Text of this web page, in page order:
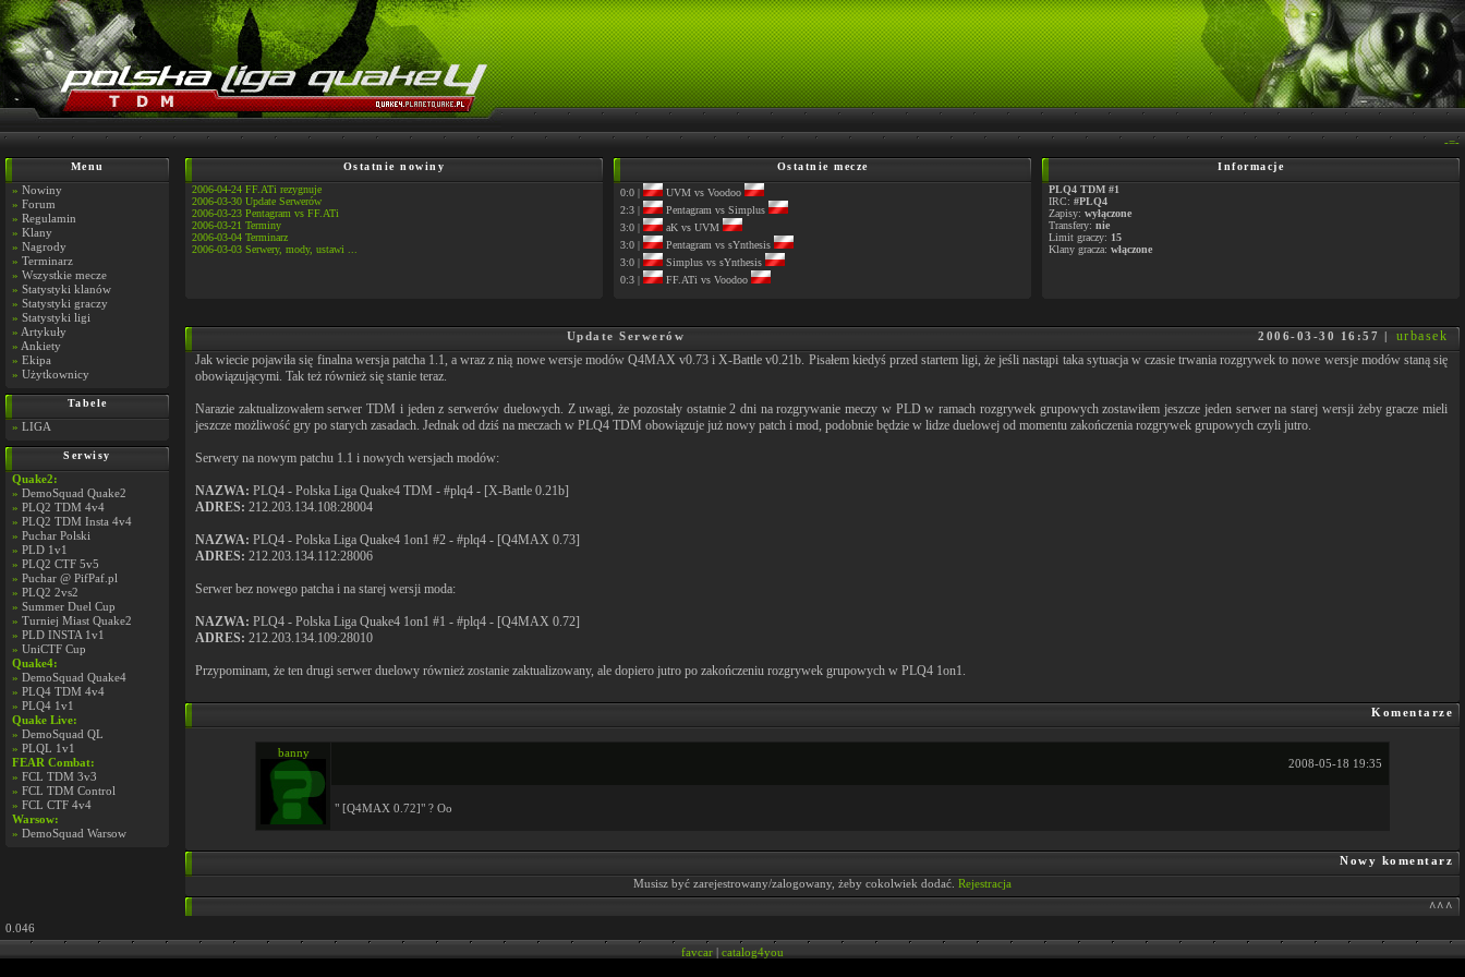
-=-
Menu
» Nowiny
» Forum
» Regulamin
» Klany
» Nagrody
» Terminarz
» Wszystkie mecze
» Statystyki klanów
» Statystyki graczy
» Statystyki ligi
» Artykuły
» Ankiety
» Ekipa
» Użytkownicy
Tabele
» LIGA
Serwisy
Quake2:
» DemoSquad Quake2
» PLQ2 TDM 4v4
» PLQ2 TDM Insta 4v4
» Puchar Polski
» PLD 1v1
» PLQ2 CTF 5v5
» Puchar @ PifPaf.pl
» PLQ2 2vs2
» Summer Duel Cup
» Turniej Miast Quake2
» PLD INSTA 1v1
» UniCTF Cup
Quake4:
» DemoSquad Quake4
» PLQ4 TDM 4v4
» PLQ4 1v1
Quake Live:
» DemoSquad QL
» PLQL 1v1
FEAR Combat:
» FCL TDM 3v3
» FCL TDM Control
» FCL CTF 4v4
Warsow:
» DemoSquad Warsow
Ostatnie nowiny
2006-04-24 FF.ATi rezygnuje
2006-03-30 Update Serwerów
2006-03-23 Pentagram vs FF.ATi
2006-03-21 Terminy
2006-03-04 Terminarz
2006-03-03 Serwery, mody, ustawi ...
Ostatnie mecze
0:0 |
UVM vs Voodoo
2:3 |
Pentagram vs Simplus
3:0 |
aK vs UVM
3:0 |
Pentagram vs sYnthesis
3:0 |
Simplus vs sYnthesis
0:3 |
FF.ATi vs Voodoo
Informacje
PLQ4 TDM #1
IRC: #PLQ4
Zapisy: wyłączone
Transfery: nie
Limit graczy: 15
Klany gracza: włączone
Update Serwerów 2006-03-30 16:57 |
urbasek
Jak wiecie pojawiła się finalna wersja patcha 1.1, a wraz z nią nowe wersje modów Q4MAX v0.73 i X-Battle v0.21b. Pisałem kiedyś przed startem ligi, że jeśli nastąpi taka sytuacja w czasie trwania rozgrywek to nowe wersje modów staną się
obowiązującymi. Tak też również się stanie teraz.
Narazie zaktualizowałem serwer TDM i jeden z serwerów duelowych. Z uwagi, że pozostały ostatnie 2 dni na rozgrywanie meczy w PLD w ramach rozgrywek grupowych zostawiłem jeszcze jeden serwer na starej wersji żeby gracze mieli
jeszcze możliwość gry po starych zasadach. Jednak od dziś na meczach w PLQ4 TDM obowiązuje już nowy patch i mod, podobnie będzie w lidze duelowej od momentu zakończenia rozgrywek grupowych czyli jutro.
Serwery na nowym patchu 1.1 i nowych wersjach modów:
NAZWA: PLQ4 - Polska Liga Quake4 TDM - #plq4 - [X-Battle 0.21b]
ADRES: 212.203.134.108:28004
NAZWA: PLQ4 - Polska Liga Quake4 1on1 #2 - #plq4 - [Q4MAX 0.73]
ADRES: 212.203.134.112:28006
Serwer bez nowego patcha i na starej wersji moda:
NAZWA: PLQ4 - Polska Liga Quake4 1on1 #1 - #plq4 - [Q4MAX 0.72]
ADRES: 212.203.134.109:28010
Przypominam, że ten drugi serwer duelowy również zostanie zaktualizowany, ale dopiero jutro po zakończeniu rozgrywek grupowych w PLQ4 1on1.
Komentarze
banny
2008-05-18 19:35
" [Q4MAX 0.72]" ? Oo
Nowy komentarz
Musisz być zarejestrowany/zalogowany, żeby cokolwiek dodać. Rejestracja
^^^
0.046
favcar | catalog4you